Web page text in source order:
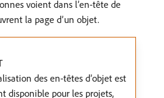
voient dans l’en-tête de
la page d’un objet.
des en-têtes d’objet est
disponible pour les projets,